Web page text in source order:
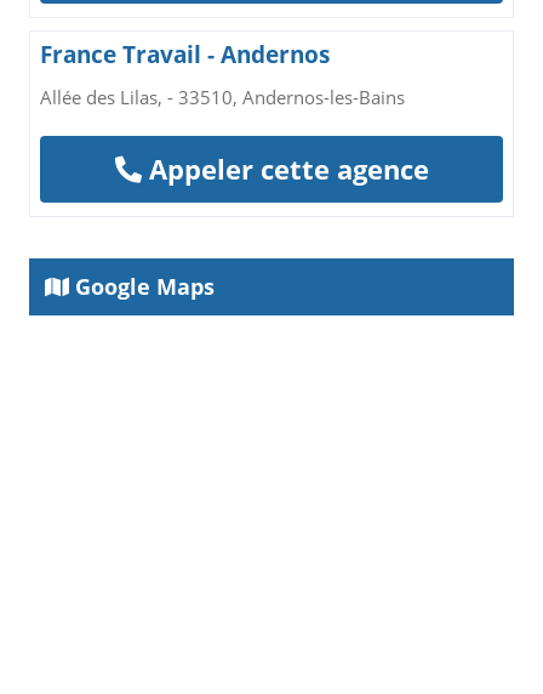
France Travail - Andernos
Allée des Lilas, - 33510, Andernos-les-Bains
Appeler cette agence
Google Maps